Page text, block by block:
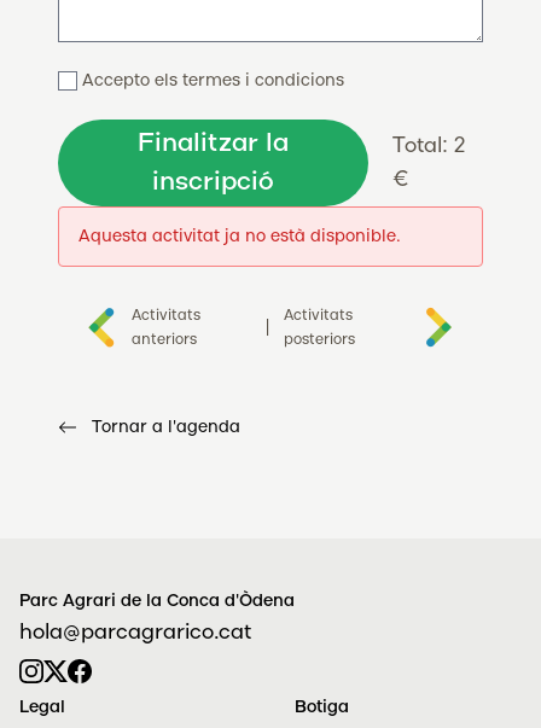
Activitats
anteriors
Activitats
posteriors
Tornar a l'agenda
Aquesta activitat ja no està disponible.
Accepto els termes i condicions
Finalitzar la
inscripció
Total: 2
€
Parc Agrari de la Conca d'Òdena
hola@parcagrarico.cat
Legal
Botiga